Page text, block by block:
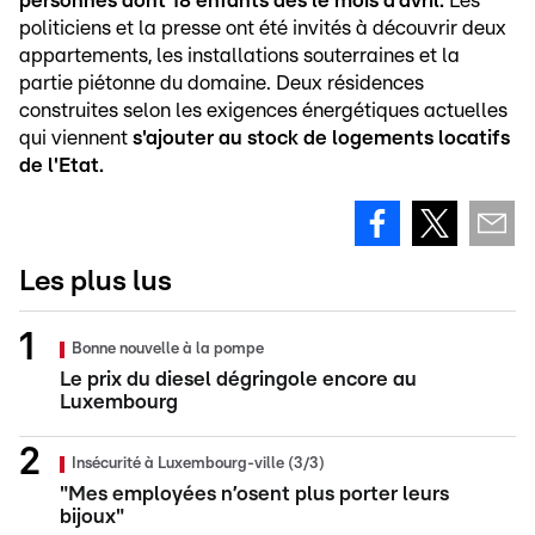
politiciens et la presse ont été invités à découvrir deux
appartements, les installations souterraines et la
partie piétonne du domaine. Deux résidences
construites selon les exigences énergétiques actuelles
qui viennent s'ajouter au stock de logements locatifs
de l'Etat.
Les plus lus
Bonne nouvelle à la pompe
Le prix du diesel dégringole encore au
Luxembourg
Insécurité à Luxembourg-ville (3/3)
"Mes employées n’osent plus porter leurs
bijoux"